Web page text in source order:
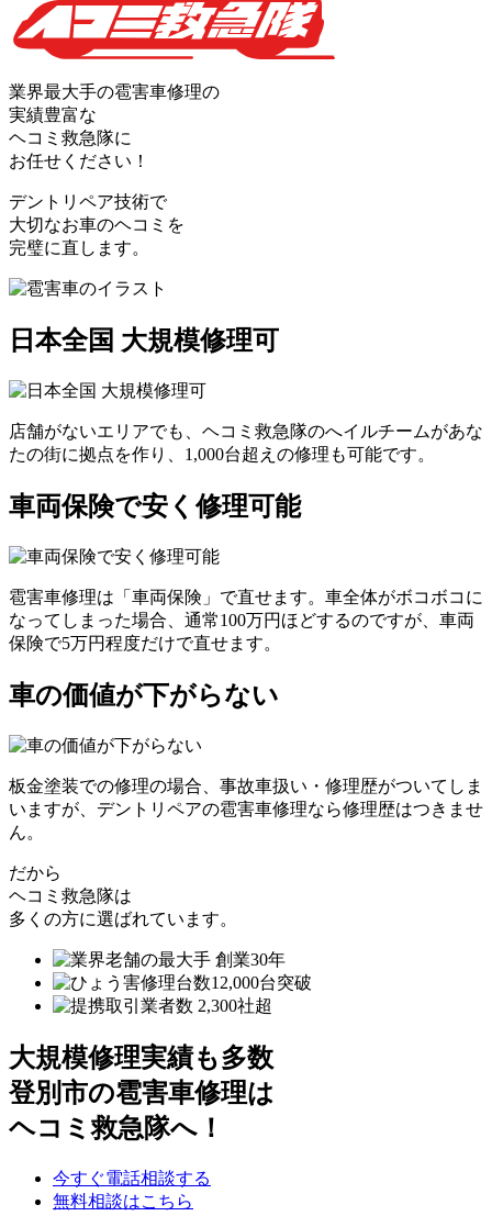
業界最大手の雹害車修理の
実績豊富な
ヘコミ救急隊に
お任せください！
デントリペア技術で
大切なお車のヘコミを
完璧に直します。
日本全国 大規模修理可
店舗がないエリアでも、ヘコミ救急隊のへイルチームがあな
たの街に拠点を作り、1,000台超えの修理も可能です。
車両保険で安く修理可能
雹害車修理は「車両保険」で直せます。車全体がボコボコに
なってしまった場合、通常100万円ほどするのですが、車両
保険で5万円程度だけで直せます。
車の価値が下がらない
板金塗装での修理の場合、事故車扱い・修理歴がついてしま
いますが、デントリペアの雹害車修理なら修理歴はつきませ
ん。
だから
ヘコミ救急隊は
多くの方に選ばれています。
大規模修理実績も多数
登別市の雹害車修理は
ヘコミ救急隊へ！
今すぐ電話相談する
無料相談はこちら